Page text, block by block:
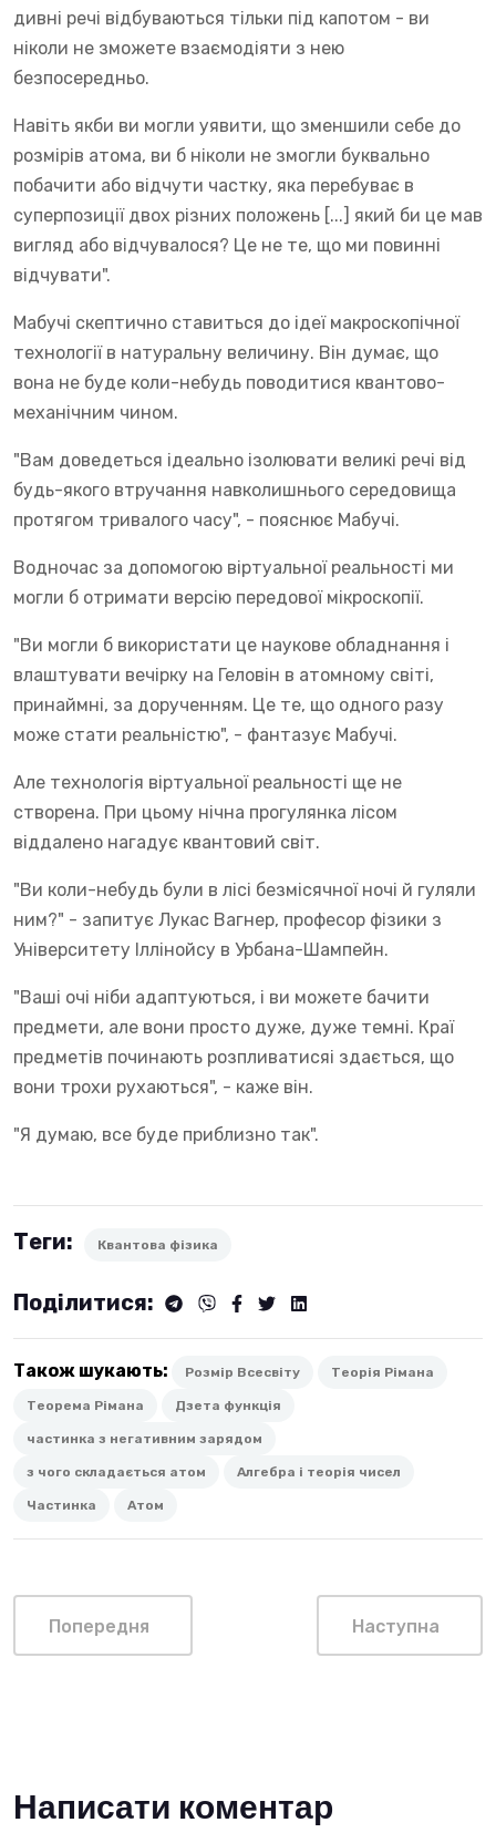
дивні речі відбуваються тільки під капотом - ви
ніколи не зможете взаємодіяти з нею
безпосередньо.
Навіть якби ви могли уявити, що зменшили себе до
розмірів атома, ви б ніколи не змогли буквально
побачити або відчути частку, яка перебуває в
суперпозиції двох різних положень [...] який би це мав
вигляд або відчувалося? Це не те, що ми повинні
відчувати".
Мабучі скептично ставиться до ідеї макроскопічної
технології в натуральну величину. Він думає, що
вона не буде коли-небудь поводитися квантово-
механічним чином.
"Вам доведеться ідеально ізолювати великі речі від
будь-якого втручання навколишнього середовища
протягом тривалого часу", - пояснює Мабучі.
Водночас за допомогою віртуальної реальності ми
могли б отримати версію передової мікроскопії.
"Ви могли б використати це наукове обладнання і
влаштувати вечірку на Геловін в атомному світі,
принаймні, за дорученням. Це те, що одного разу
може стати реальністю", - фантазує Мабучі.
Але технологія віртуальної реальності ще не
створена. При цьому нічна прогулянка лісом
віддалено нагадує квантовий світ.
"Ви коли-небудь були в лісі безмісячної ночі й гуляли
ним?" - запитує Лукас Вагнер, професор фізики з
Університету Іллінойсу в Урбана-Шампейн.
"Ваші очі ніби адаптуються, і ви можете бачити
предмети, але вони просто дуже, дуже темні. Краї
предметів починають розпливатисяі здається, що
вони трохи рухаються", - каже він.
"Я думаю, все буде приблизно так".
Теги: Квантова фізика
Поділитися:
Також шукають: Розмір Всесвіту Теорія Рімана
Теорема Рімана Дзета функція
частинка з негативним зарядом
з чого складається атом Алгебра і теорія чисел
Частинка Атом
Попередня Наступна
Написати коментар